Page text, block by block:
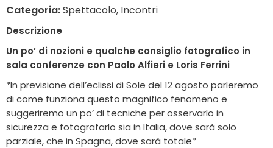
Categoria:Spettacolo, Incontri
Descrizione
Un po’ di nozioni e qualche consiglio fotografico in
sala conferenze con Paolo Alfieri e Loris Ferrini
*In previsione dell’eclissi di Sole del 12 agosto parleremo
di come funziona questo magnifico fenomeno e
suggeriremo un po’ di tecniche per osservarlo in
sicurezza e fotografarlo sia in Italia, dove sarà solo
parziale, che in Spagna, dove sarà totale*